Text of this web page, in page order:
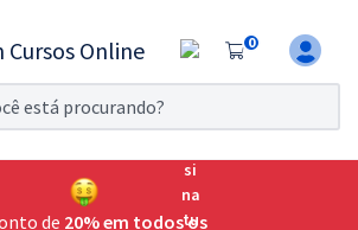
0
11
Teste grátis por 7 dias!
Passar
preparação para o Exame da
de 20% em todos os